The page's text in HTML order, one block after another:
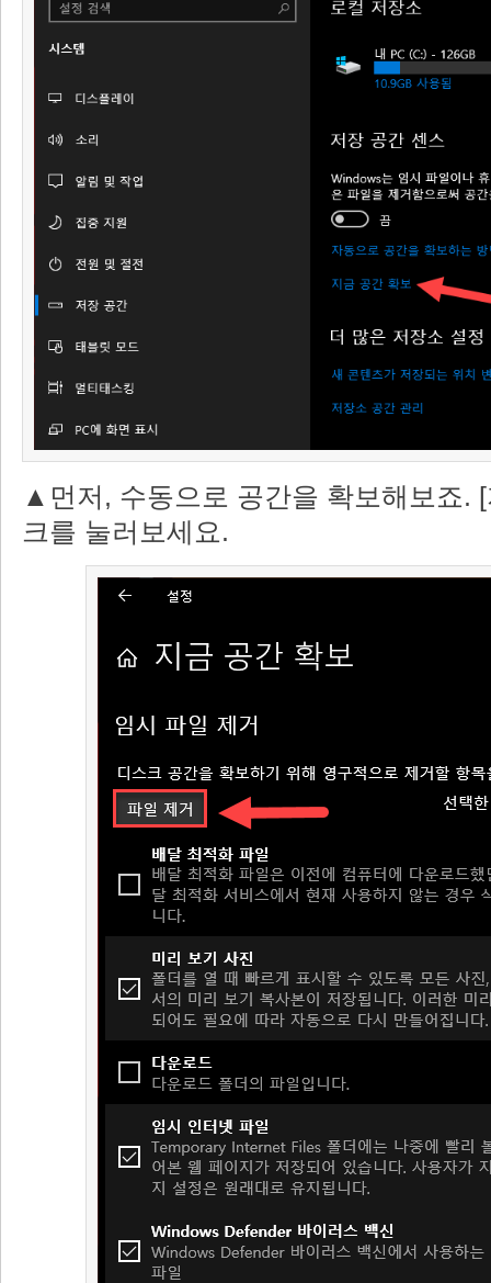
▲먼저, 수동으로 공간을 확보해보죠.
크를 눌러보세요.